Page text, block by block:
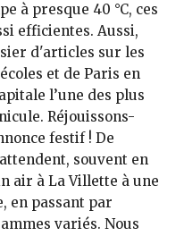
à presque 40 °C, ces
efficientes. Aussi,
d'articles sur les
et de Paris en
l’une des plus
Réjouissons-
festif ! De
souvent en
air à La Villette à une
en passant par
variés. Nous